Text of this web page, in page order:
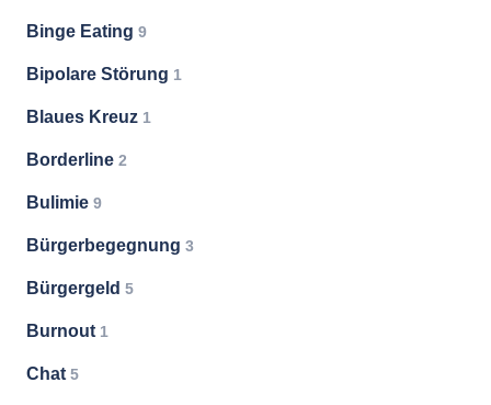
Binge Eating 9
Bipolare Störung 1
Blaues Kreuz 1
Borderline 2
Bulimie 9
Bürgerbegegnung 3
Bürgergeld 5
Burnout 1
Chat 5